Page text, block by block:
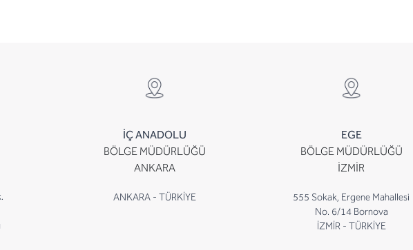
İÇ ANADOLU
BÖLGE MÜDÜRLÜĞÜ
ANKARA
ANKARA - TÜRKİYE
EGE
BÖLGE MÜDÜRLÜĞÜ
İZMİR
555 Sokak, Ergene Mahallesi
No. 6/14 Bornova
İZMİR - TÜRKİYE